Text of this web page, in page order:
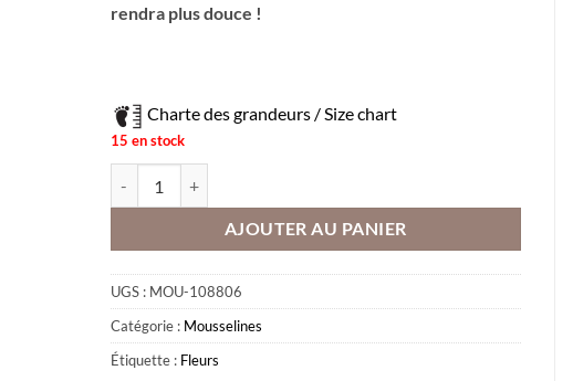
rendra plus douce !
Charte des grandeurs / Size chart
15 en stock
AJOUTER AU PANIER
UGS : MOU-108806
Catégorie : Mousselines
Étiquette : Fleurs